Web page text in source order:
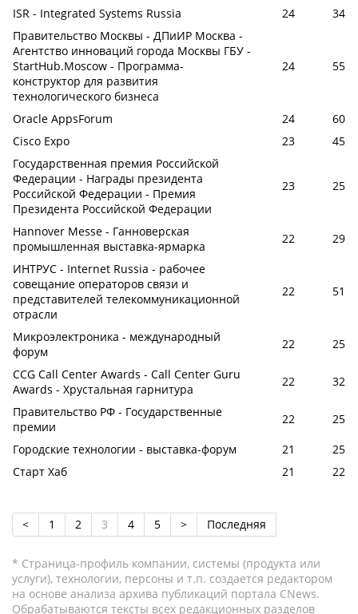
ISR - Integrated Systems Russia 24
34
Правительство Москвы - ДПиИР Москва -
Агентство инноваций города Москвы ГБУ -
StartHub.Moscow - Программа-
конструктор для развития
технологического бизнеса
24 55
Oracle AppsForum 24
60
Cisco Expo
23
45
Государственная премия Российской
Федерации - Награды президента
Российской Федерации - Премия
Президента Российской Федерации
23 25
Hannover Messe - Ганноверская
промышленная выставка-ярмарка
22
29
ИНТРУС - Internet Russia - рабочее
совещание операторов связи и
представителей телекоммуникационной
отрасли
22 51
Микроэлектроника - международный
форум
22
25
CCG Call Center Awards - Сall Сenter Guru
Awards - Хрустальная гарнитура
22
32
Правительство РФ - Государственные
премии
22
25
Городские технологии - выставка-форум
21
25
Старт Хаб
21 22
< 1 2 3 4 5 > Последняя
* Страница-профиль компании, системы (продукта или
услуги), технологии, персоны и т.п. создается редактором
на основе анализа архива публикаций портала CNews.
Обрабатываются тексты всех редакционных разделов